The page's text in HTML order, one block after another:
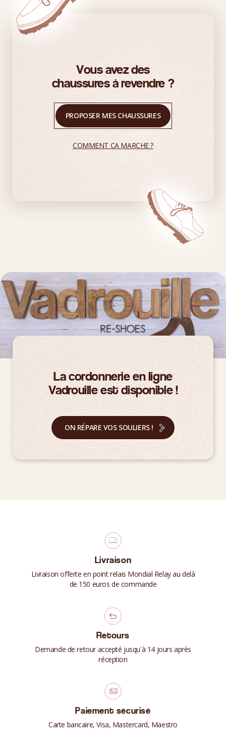
Vous avez des
chaussures à revendre ?
PROPOSER MES CHAUSSURES
COMMENT CA MARCHE ?
La cordonnerie en ligne
Vadrouille est disponible !
ON RÉPARE VOS SOULIERS !
Livraison
Livraison offerte en point relais Mondial Relay au delà
de 150 euros de commande
Retours
Demande de retour accepté jusqu'à 14 jours après
réception
Paiement sécurisé
Carte bancaire, Visa, Mastercard, Maestro